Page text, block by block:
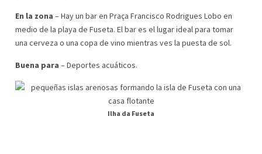
En la zona – Hay un bar en Praça Francisco Rodrigues Lobo en
medio de la playa de Fuseta. El bar es el lugar ideal para tomar
una cerveza o una copa de vino mientras ves la puesta de sol.
Buena para – Deportes acuáticos.
Ilha da Fuseta